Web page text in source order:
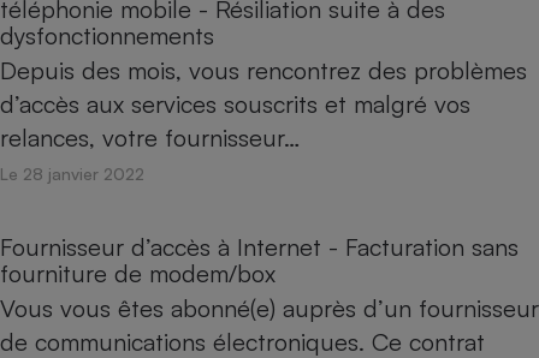
téléphonie mobile - Résiliation suite à des
dysfonctionnements
Depuis des mois, vous rencontrez des problèmes
d’accès aux services souscrits et malgré vos
relances, votre fournisseur…
Le 28 janvier 2022
Fournisseur d’accès à Internet - Facturation sans
fourniture de modem/box
Vous vous êtes abonné(e) auprès d’un fournisseur
de communications électroniques. Ce contrat